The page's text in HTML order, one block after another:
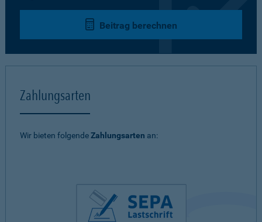
Beitrag berechnen
Zahlungsarten
Wir bieten folgendeZahlungsarten an: